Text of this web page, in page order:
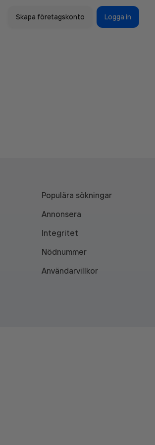
Skapa företagskonto Logga in
Populära sökningar
Annonsera
Integritet
Nödnummer
Användarvillkor